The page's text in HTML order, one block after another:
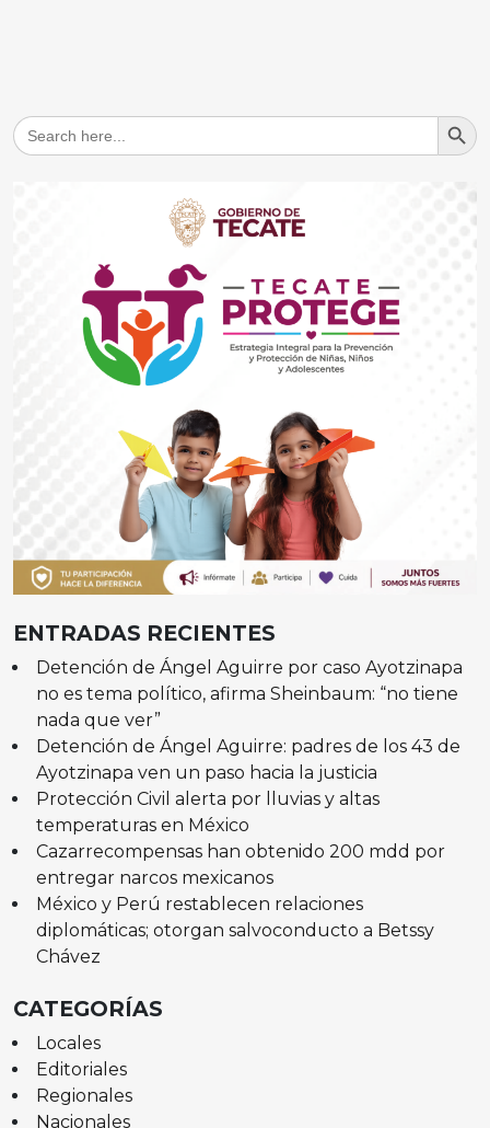
Search
for:
Search
ENTRADAS RECIENTES
Detención de Ángel Aguirre por caso Ayotzinapa
no es tema político, afirma Sheinbaum: “no tiene
nada que ver”
Detención de Ángel Aguirre: padres de los 43 de
Ayotzinapa ven un paso hacia la justicia
Protección Civil alerta por lluvias y altas
temperaturas en México
Cazarrecompensas han obtenido 200 mdd por
entregar narcos mexicanos
México y Perú restablecen relaciones
diplomáticas; otorgan salvoconducto a Betssy
Chávez
CATEGORÍAS
Locales
Editoriales
Regionales
Nacionales